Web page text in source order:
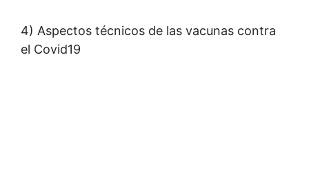
4) Aspectos técnicos de las vacunas contra
el Covid19